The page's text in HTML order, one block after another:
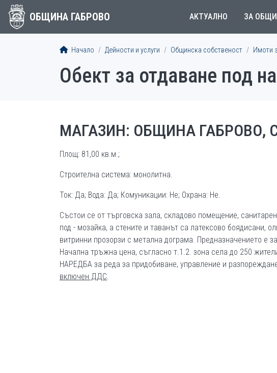
ОБЩИНА ГАБРОВО АКТУАЛНО ЗА
Начало Дейности и услуги Общинска собственост Имоти
Обект за отдаване под
МАГАЗИН: ОБЩИНА ГАБРОВО,
Площ: 81,00 кв.м.;
Строителна система: монолитна.
Ток: Да; Вода: Да; Комуникации: Не; Охрана: Не.
Състои се от търговска зала, складово помещение,
под - мозайка, а стените и таванът са латексово боядисани,
витринни прозорзи с метална дограма. Предназначението е
Начална тръжна цена, съгласно т.1.2. зона села до 250
НАРЕДБА за реда за придобиване, управление и
включен ДДС.